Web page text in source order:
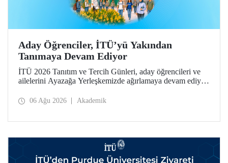
Aday Öğrenciler, İTÜ’yü Yakından
Tanımaya Devam Ediyor
İTÜ 2026 Tanıtım ve Tercih Günleri, aday öğrencileri ve
ailelerini Ayazağa Yerleşkemizde ağırlamaya devam ediyor.
ilgili fakülte ve birimler adaylara bilgi vermeye devam
06 Ağu 2026 Akademik